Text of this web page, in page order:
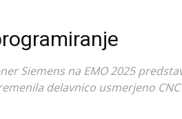
Siemens na EMO 2025
delavnico usmerjeno CNC